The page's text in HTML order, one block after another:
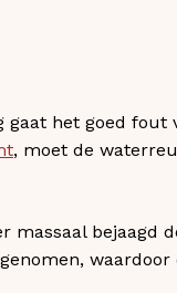
het goed
, moet de
massaal bejaagd